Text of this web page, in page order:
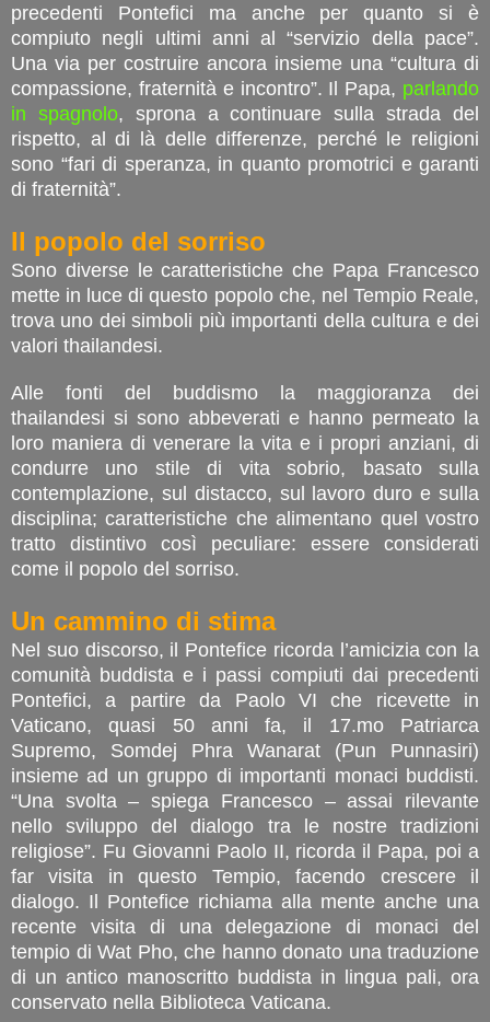
precedenti Pontefici ma anche per quanto si è
compiuto negli ultimi anni al “servizio della pace”.
Una via per costruire ancora insieme una “cultura di
compassione, fraternità e incontro”. Il Papa, parlando
in spagnolo, sprona a continuare sulla strada del
rispetto, al di là delle differenze, perché le religioni
sono “fari di speranza, in quanto promotrici e garanti
di fraternità”.
Il popolo del sorriso
Sono diverse le caratteristiche che Papa Francesco
mette in luce di questo popolo che, nel Tempio Reale,
trova uno dei simboli più importanti della cultura e dei
valori thailandesi.
Alle fonti del buddismo la maggioranza dei
thailandesi si sono abbeverati e hanno permeato la
loro maniera di venerare la vita e i propri anziani, di
condurre uno stile di vita sobrio, basato sulla
contemplazione, sul distacco, sul lavoro duro e sulla
disciplina; caratteristiche che alimentano quel vostro
tratto distintivo così peculiare: essere considerati
come il popolo del sorriso.
Un cammino di stima
Nel suo discorso, il Pontefice ricorda l’amicizia con la
comunità buddista e i passi compiuti dai precedenti
Pontefici, a partire da Paolo VI che ricevette in
Vaticano, quasi 50 anni fa, il 17.mo Patriarca
Supremo, Somdej Phra Wanarat (Pun Punnasiri)
insieme ad un gruppo di importanti monaci buddisti.
“Una svolta – spiega Francesco – assai rilevante
nello sviluppo del dialogo tra le nostre tradizioni
religiose”. Fu Giovanni Paolo II, ricorda il Papa, poi a
far visita in questo Tempio, facendo crescere il
dialogo. Il Pontefice richiama alla mente anche una
recente visita di una delegazione di monaci del
tempio di Wat Pho, che hanno donato una traduzione
di un antico manoscritto buddista in lingua pali, ora
conservato nella Biblioteca Vaticana.